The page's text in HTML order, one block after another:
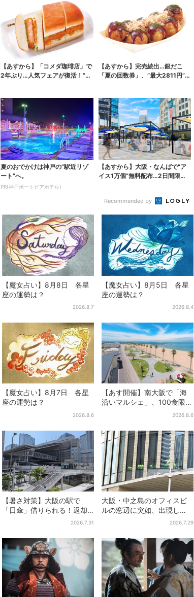
【あすから】「コメダ珈琲店」で
2年ぶり…人気フェアが復活！“ハ
【あすから】完売続出…銀だこ
「夏の回数券」、“最大2811円”お
夏のおでかけは神戸の”駅近リゾ
ート”へ。
PR(神戸ポートピアホテル)
【あすから】大阪・なんばで“ア
イス1万個”無料配布…2日間限定
Recommended by
【魔女占い】8月8日 各星
座の運勢は？
2026.8.7
【魔女占い】8月5日 各星
座の運勢は？
2026.8.4
【魔女占い】8月7日 各星
座の運勢は？
2026.8.6
【あす開催】南大阪で「海
沿いマルシェ」、100食限定
「たこ飯」のふるまい＆キ
2026.8.6
【暑さ対策】大阪の駅で
「日傘」借りられる！返却
どこでもOK、熱中症対策に
2026.7.31
大阪・中之島のオフィスビ
ルの窓辺に突如、出現し
た……巨大インコ「何かい
その正体とは？
2026.7.29